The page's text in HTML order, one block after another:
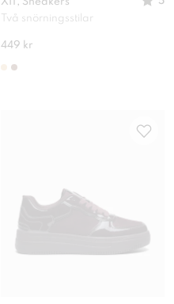
Två snörningsstilar
449 kr